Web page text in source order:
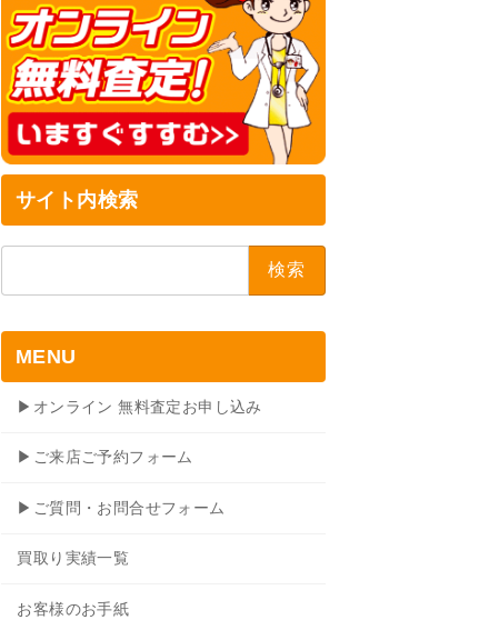
サイト内検索
索:
MENU
▶オンライン 無料査定お申し込み
▶ご来店ご予約フォーム
▶ご質問・お問合せフォーム
買取り実績一覧
お客様のお手紙